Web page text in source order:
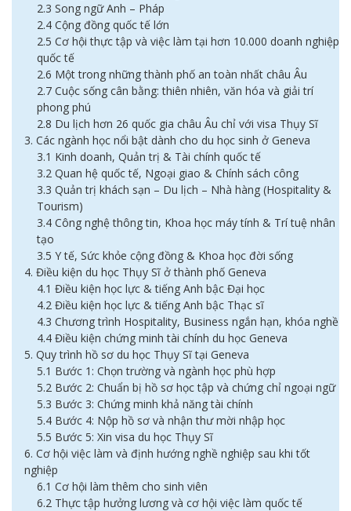
2.3 Song ngữ Anh – Pháp
2.4 Cộng đồng quốc tế lớn
2.5 Cơ hội thực tập và việc làm tại hơn 10.000 doanh nghiệp
quốc tế
2.6 Một trong những thành phố an toàn nhất châu Âu
2.7 Cuộc sống cân bằng: thiên nhiên, văn hóa và giải trí
phong phú
2.8 Du lịch hơn 26 quốc gia châu Âu chỉ với visa Thụy Sĩ
3. Các ngành học nổi bật dành cho du học sinh ở Geneva
3.1 Kinh doanh, Quản trị & Tài chính quốc tế
3.2 Quan hệ quốc tế, Ngoại giao & Chính sách công
3.3 Quản trị khách sạn – Du lịch – Nhà hàng (Hospitality &
Tourism)
3.4 Công nghệ thông tin, Khoa học máy tính & Trí tuệ nhân
tạo
3.5 Y tế, Sức khỏe cộng đồng & Khoa học đời sống
4. Điều kiện du học Thụy Sĩ ở thành phố Geneva
4.1 Điều kiện học lực & tiếng Anh bậc Đại học
4.2 Điều kiện học lực & tiếng Anh bậc Thạc sĩ
4.3 Chương trình Hospitality, Business ngắn hạn, khóa nghề
4.4 Điều kiện chứng minh tài chính du học Geneva
5. Quy trình hồ sơ du học Thụy Sĩ tại Geneva
5.1 Bước 1: Chọn trường và ngành học phù hợp
5.2 Bước 2: Chuẩn bị hồ sơ học tập và chứng chỉ ngoại ngữ
5.3 Bước 3: Chứng minh khả năng tài chính
5.4 Bước 4: Nộp hồ sơ và nhận thư mời nhập học
5.5 Bước 5: Xin visa du học Thụy Sĩ
6. Cơ hội việc làm và định hướng nghề nghiệp sau khi tốt
nghiệp
6.1 Cơ hội làm thêm cho sinh viên
6.2 Thực tập hưởng lương và cơ hội việc làm quốc tế